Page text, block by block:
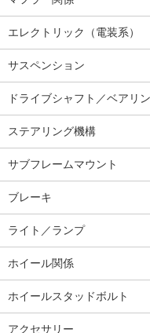
エレクトリック（電装系）
サスペンション
ドライブシャフト／ベアリ
ステアリング機構
サブフレームマウント
ブレーキ
ライト／ランプ
ホイール関係
ホイールスタッドボルト
アクセサリー